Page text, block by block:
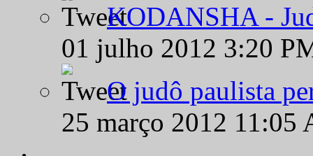
KODANSHA -
01 julho 2012 3:20
O judô paulista
25 março 2012